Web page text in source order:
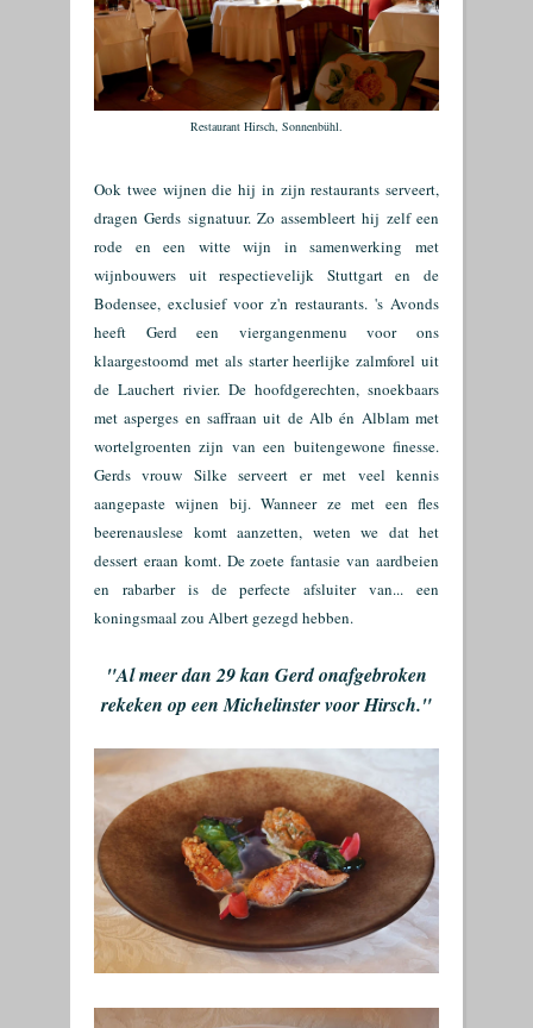
Restaurant Hirsch, Sonnenbühl.
Ook twee wijnen die hij in zijn restaurants serveert,
dragen Gerds signatuur. Zo assembleert hij zelf een
rode en een witte wijn in samenwerking met
wijnbouwers uit respectievelijk Stuttgart en de
Bodensee, exclusief voor z'n restaurants. 's Avonds
heeft Gerd een viergangenmenu voor ons
klaargestoomd met als starter heerlijke zalmforel uit
de Lauchert rivier. De hoofdgerechten, snoekbaars
met asperges en saffraan uit de Alb én Alblam met
wortelgroenten zijn van een buitengewone finesse.
Gerds vrouw Silke serveert er met veel kennis
aangepaste wijnen bij. Wanneer ze met een fles
beerenauslese komt aanzetten, weten we dat het
dessert eraan komt. De zoete fantasie van aardbeien
en rabarber is de perfecte afsluiter van... een
koningsmaal zou Albert gezegd hebben.
"Al meer dan 29 kan Gerd onafgebroken
rekeken op een Michelinster voor Hirsch."